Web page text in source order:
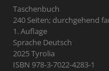
Taschenbuch
240 Seiten; durchgehend
1. Auflage
Sprache Deutsch
2025 Tyrolia
ISBN 978-3-7022-4283-1